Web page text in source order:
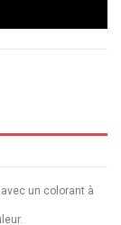
un colorant à